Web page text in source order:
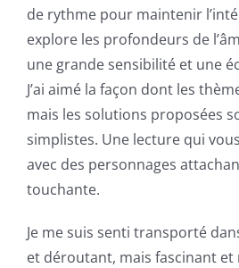
de rythme pour maintenir
explore les profondeurs de
une grande sensibilité et une
J’ai aimé la façon dont les
mais les solutions proposées
simplistes. Une lecture qui
avec des personnages
touchante.
Je me suis senti transporté
et déroutant, mais fascinant